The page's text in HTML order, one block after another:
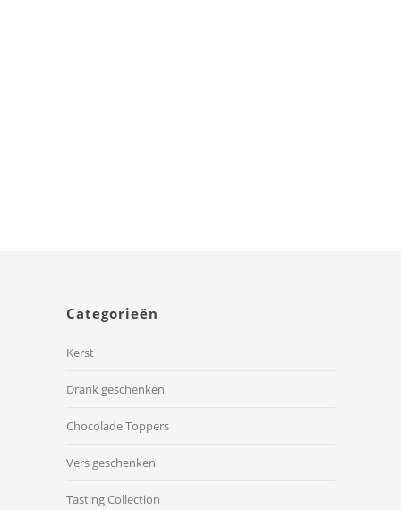
Categorieën
Kerst
Drank geschenken
Chocolade Toppers
Vers geschenken
Tasting Collection